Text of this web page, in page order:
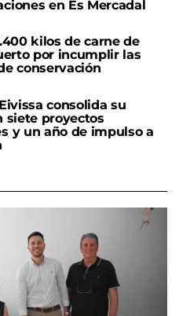
en Es Mercadal
kilos de carne de
por incumplir las
conservación
consolida su
siete proyectos
y un año de impulso a